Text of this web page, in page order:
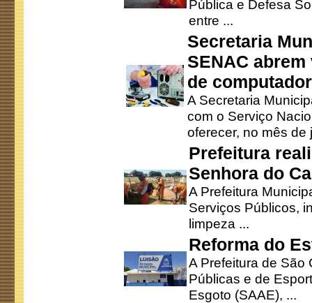
Pública e Defesa
entre ...
Secretaria
SENAC
de
A Secretaria
com o Serviço
oferecer, no mês de
Prefeitura
Senhora do
A Prefeitura
Serviços Públicos,
limpeza ...
Reforma do
A Prefeitura de São
Públicas e de
Esgoto (SAAE), ...